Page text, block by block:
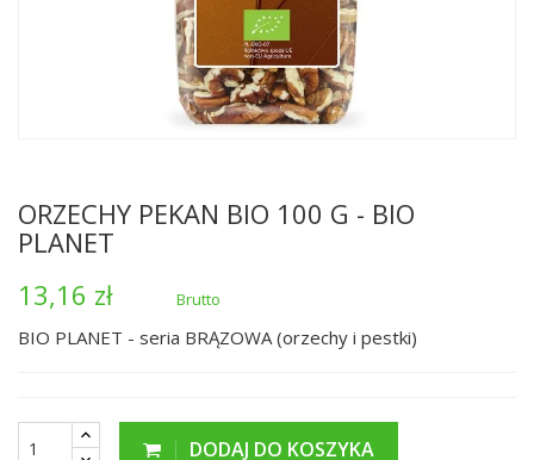
ORZECHY PEKAN BIO 100 G - BIO
PLANET
13,16 zł
Brutto
BIO PLANET - seria BRĄZOWA (orzechy i pestki)
DODAJ DO KOSZYKA